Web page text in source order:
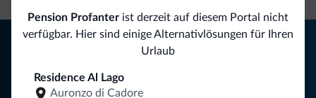
Pension Profanter ist derzeit auf diesem Portal nicht
verfügbar. Hier sind einige Alternativlösungen für Ihren
Urlaub
Residence Al Lago
Auronzo di Cadore
Tipps aus den Dolomiten
Sie erhalten Informationen, exklusive Angebote und
Neuigkeiten für Ihren Urlaub in den Dolomiten.